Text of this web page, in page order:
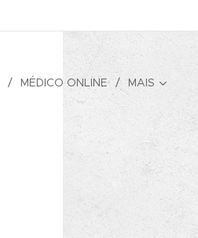
MÉDICO ONLINE MAIS